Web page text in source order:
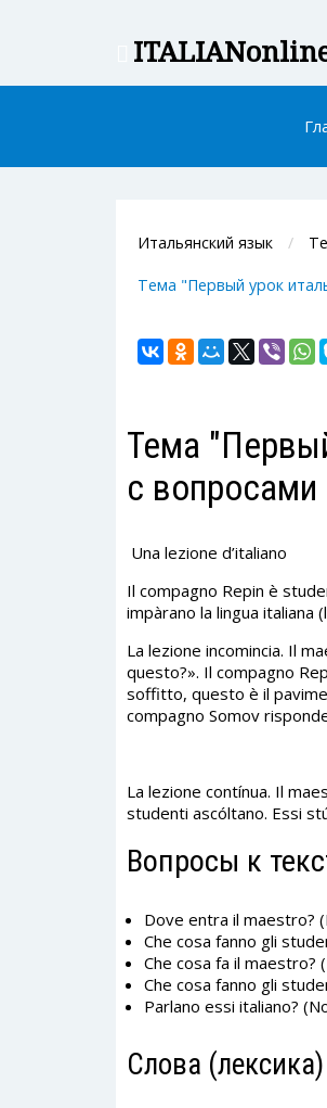
ITALIAN
Итальянский язык
Тема "Первый урок
Тема
с вопросами
Una lezione d’italiano
Il compagno Repin è
impàrano la lingua italiana
La lezione incomincia. Il
questo?». Il compagno
soffitto, questo è il
compagno Somov
La lezione contínua. Il
studenti ascóltano. Essi
Вопросы к
Dove entra il maestro?
Che cosa fanno gli
Che cosa fa il maestro?
Che cosa fanno gli
Parlano essi italiano?
Слова (лексика)